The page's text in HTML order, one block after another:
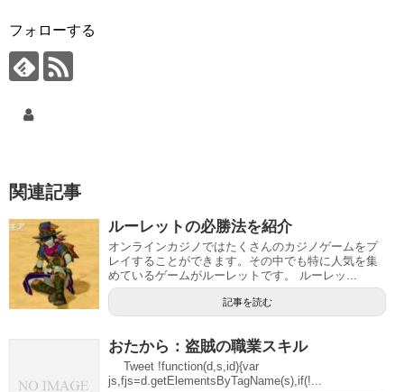
フォローする
関連記事
ルーレットの必勝法を紹介
オンラインカジノではたくさんのカジノゲームをプ
レイすることができます。その中でも特に人気を集
めているゲームがルーレットです。 ルーレッ...
記事を読む
おたから：盗賊の職業スキル
Tweet !function(d,s,id){var
js,fjs=d.getElementsByTagName(s),if(!...